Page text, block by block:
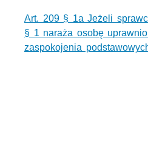
Art. 209 § 1a Jeżeli
§ 1 naraża osobę
zaspokojenia